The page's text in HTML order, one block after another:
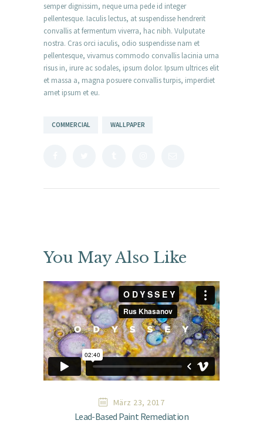
semper dignissim, neque urna pede id integer
pellentesque. Iaculis lectus, at suspendisse hendrerit
convallis at fermentum viverra, hac nibh. Vulputate
nostra. Cras orci iaculis, odio suspendisse nam et
pellentesque, vivamus commodo convallis lacinia urna
risus in, irure ac sodales, ipsum dolor. Ipsum ultrices elit
et massa a, magna posuere convallis turpis, imperdiet
amet ipsum et eu.
COMMERCIAL WALLPAPER
You May Also Like
März 23, 2017
Lead-Based Paint Remediation